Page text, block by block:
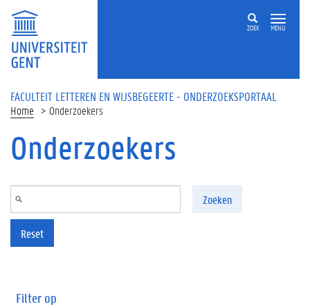
Overslaan en naar de inhoud gaan
ZOEK MENU
FACULTEIT LETTEREN EN WIJSBEGEERTE - ONDERZOEKSPORTAAL
Home Onderzoekers
Onderzoekers
Zoeken
Reset
Filter op